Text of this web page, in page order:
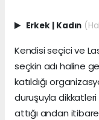
Erkek | Kadın
Kendisi seçici ve
seçkin adı haline
katıldığı
duruşuyla
attığı andan